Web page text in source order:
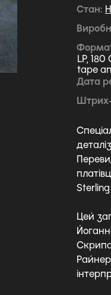
Стан
LP,
tape
Дата
Цей